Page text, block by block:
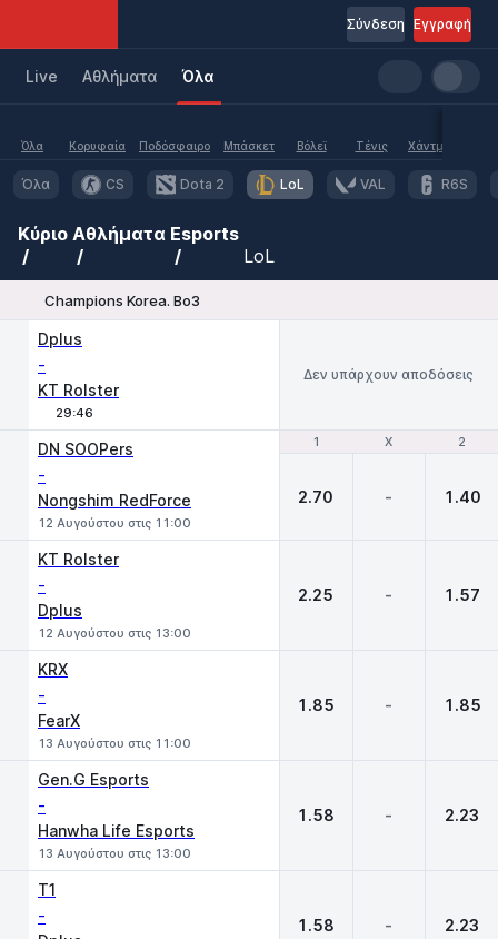
Εγγραφή
Σύνδεση
Live Aθλήματα Όλα
Όλα Κορυφαία Ποδόσφαιρο Μπάσκετ Βόλεϊ Τένις Χάντμπολ
Όλα CS Dota 2 LoL VAL R6S
Κύριο Αθλήματα Esports
LoL
Champions Korea. Bo3
Dplus
-
KT Rolster
29:46
Δεν υπάρχουν αποδόσεις
1 X 2
DN SOOPers
-
Nongshim RedForce
12 Αυγούστου στις 11:00
1 X 2
2.70 - 1.40
KT Rolster
-
Dplus
12 Αυγούστου στις 13:00
2.25 - 1.57
KRX
-
FearX
13 Αυγούστου στις 11:00
1.85 - 1.85
Gen.G Esports
-
Hanwha Life Esports
13 Αυγούστου στις 13:00
1.58 - 2.23
T1
- 1.58 - 2.23